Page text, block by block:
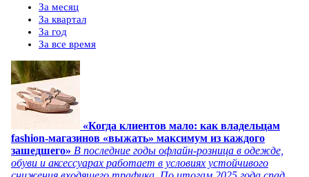
За месяц
За квартал
За год
За все время
«Когда клиентов мало: как владельцам
fashion-магазинов «выжать» максимум из каждого
зашедшего» В последние годы офлайн-розница в одежде,
обуви и аксессуарах работает в условиях устойчивого